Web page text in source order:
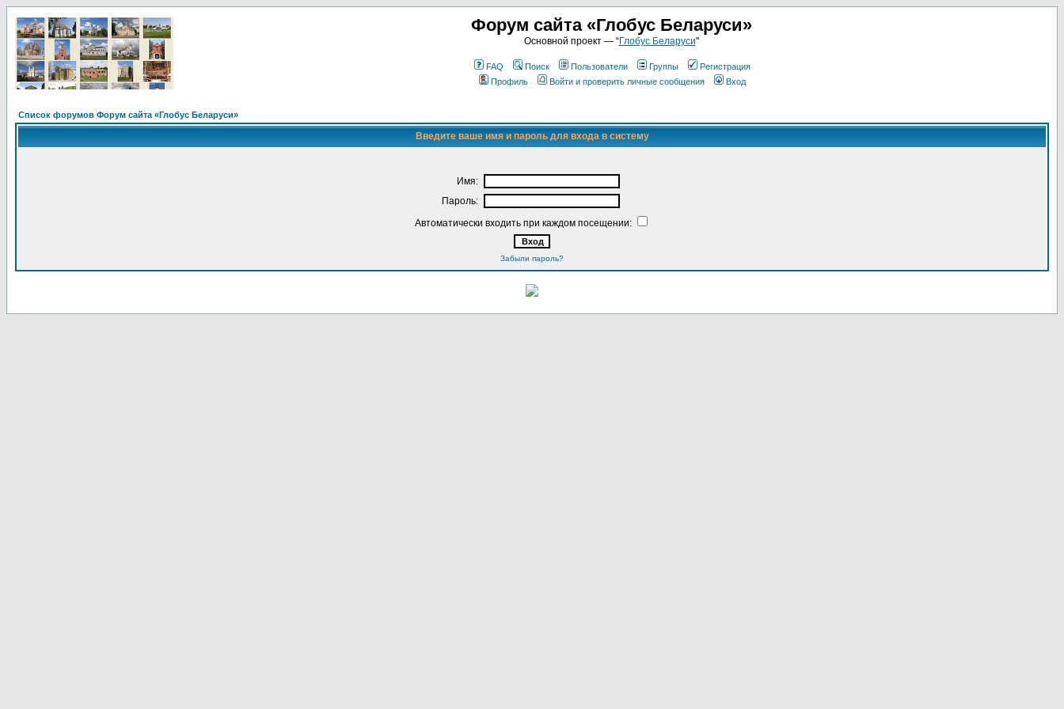
Форум сайта «Глобус Беларуси»
Основной проект — “Глобус Беларуси"
FAQ Поиск Пользователи Группы
Регистрация
Профиль
Войти и проверить личные сообщения Вход
Список форумов Форум сайта «Глобус Беларуси»
Введите ваше имя и пароль для входа в систему
Имя:
Пароль:
Автоматически входить при каждом посещении:
Забыли пароль?